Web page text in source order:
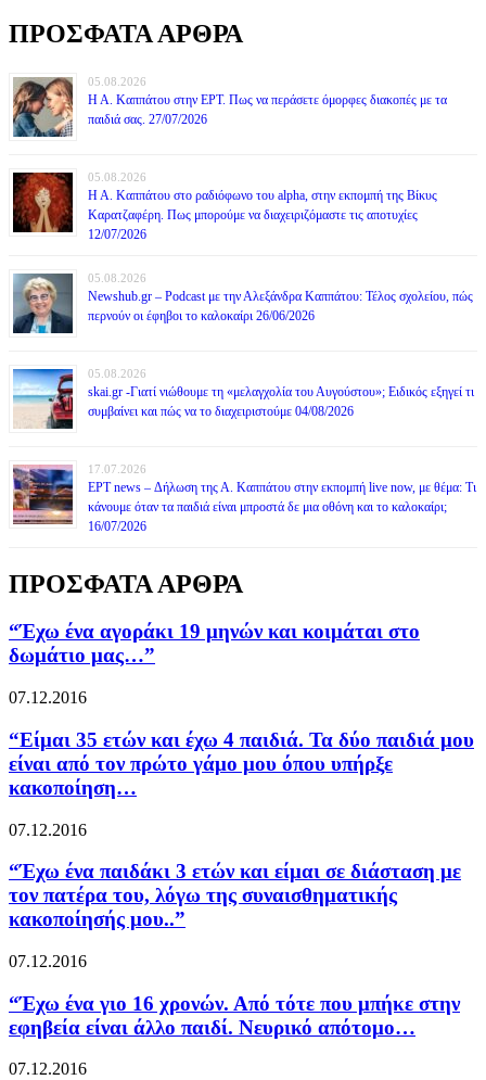
ΠΡΟΣΦΑΤΑ ΑΡΘΡΑ
05.08.2026
Η Α. Καππάτου στην ΕΡΤ. Πως να περάσετε όμορφες διακοπές με τα
παιδιά σας. 27/07/2026
05.08.2026
Η Α. Καππάτου στο ραδιόφωνο του alpha, στην εκπομπή της Βίκυς
Καρατζαφέρη. Πως μπορούμε να διαχειριζόμαστε τις αποτυχίες
12/07/2026
05.08.2026
Newshub.gr – Podcast με την Αλεξάνδρα Καππάτου: Τέλος σχολείου, πώς
περνούν οι έφηβοι το καλοκαίρι 26/06/2026
05.08.2026
skai.gr -Γιατί νιώθουμε τη «μελαγχολία του Αυγούστου»; Ειδικός εξηγεί τι
συμβαίνει και πώς να το διαχειριστούμε 04/08/2026
17.07.2026
ΕΡΤ news – Δήλωση της Α. Καππάτου στην εκπομπή live now, με θέμα: Τι
κάνουμε όταν τα παιδιά είναι μπροστά δε μια οθόνη και το καλοκαίρι;
16/07/2026
ΠΡΟΣΦΑΤΑ ΑΡΘΡΑ
“Έχω ένα αγοράκι 19 μηνών και κοιμάται στο
δωμάτιο μας…”
07.12.2016
“Είμαι 35 ετών και έχω 4 παιδιά. Τα δύο παιδιά μου
είναι από τον πρώτο γάμο μου όπου υπήρξε
κακοποίηση…
07.12.2016
“Έχω ένα παιδάκι 3 ετών και είμαι σε διάσταση με
τον πατέρα του, λόγω της συναισθηματικής
κακοποίησής μου..”
07.12.2016
“Έχω ένα γιο 16 χρονών. Από τότε που μπήκε στην
εφηβεία είναι άλλο παιδί. Νευρικό απότομο…
07.12.2016